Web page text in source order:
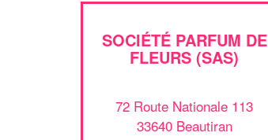
SOCIÉTÉ PARFUM DE
FLEURS (SAS)
72 Route Nationale 113
33640 Beautiran